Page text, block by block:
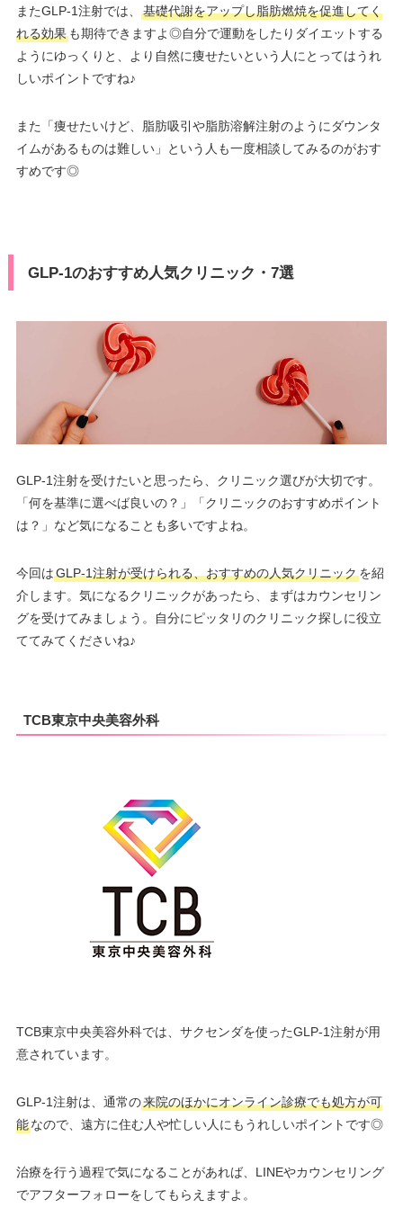
またGLP-1注射では、
基礎代謝をアップし脂肪燃焼を促進してく
れる効果も期待できますよ◎自分で運動をしたりダイエットする
ようにゆっくりと、より自然に痩せたいという人にとってはうれ
しいポイントですね♪
また「痩せたいけど、脂肪吸引や脂肪溶解注射のようにダウンタ
イムがあるものは難しい」という人も一度相談してみるのがおす
すめです◎
GLP-1のおすすめ人気クリニック・7選
GLP-1注射を受けたいと思ったら、クリニック選びが大切です。
「何を基準に選べば良いの？」「クリニックのおすすめポイント
は？」など気になることも多いですよね。
今回はGLP-1注射が受けられる、おすすめの人気クリニックを紹
介します。気になるクリニックがあったら、まずはカウンセリン
グを受けてみましょう。自分にピッタリのクリニック探しに役立
ててみてくださいね♪
TCB東京中央美容外科
TCB東京中央美容外科では、サクセンダを使ったGLP-1注射が用
意されています。
GLP-1注射は、通常の来院のほかにオンライン診療でも処方が可
能なので、遠方に住む人や忙しい人にもうれしいポイントです◎
治療を行う過程で気になることがあれば、LINEやカウンセリング
でアフターフォローをしてもらえますよ。